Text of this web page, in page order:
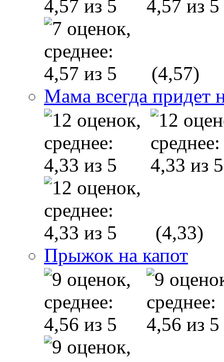
(4,57)
Мама всегда придет
(4,33)
Прыжок на капот